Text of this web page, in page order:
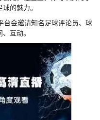
的魅力。
台会邀请知名足球评论员、球
互动。